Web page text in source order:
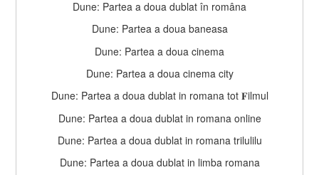
Dune: Partea a doua dublat în româna
Dune: Partea a doua baneasa
Dune: Partea a doua cinema
Dune: Partea a doua cinema city
Dune: Partea a doua dublat in romana tot 𝐅ilmul
Dune: Partea a doua dublat in romana online
Dune: Partea a doua dublat in romana trilulilu
Dune: Partea a doua dublat in limba romana